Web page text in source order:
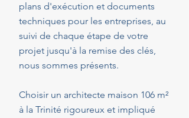
plans d'exécution et documents
techniques pour les entreprises, au
suivi de chaque étape de votre
projet jusqu'à la remise des clés,
nous sommes présents.
Choisir un architecte maison 106 m²
à la Trinité rigoureux et impliqué